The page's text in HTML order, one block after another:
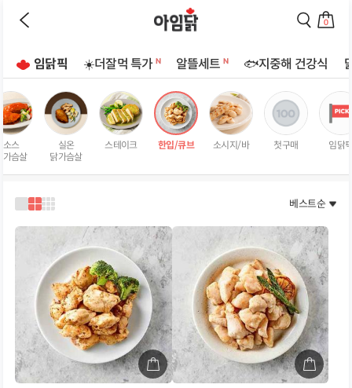
전
지
로
동
하
기
색
지
로
동
하
기
0
바
로
이
동
임닭픽 ☀️더잘먹 특가 알뜰세트 🐟지중해 건강식
품
리
스
트
소스
가슴살
실온
닭가슴살
스테이크 한입/큐브 소시지/바 첫구매 임닭
1
열
2
열
3
열
기
베스트순